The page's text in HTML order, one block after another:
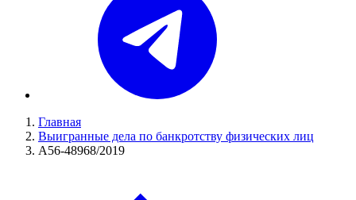
Главная
Выигранные дела по банкротству физических лиц
А56-48968/2019